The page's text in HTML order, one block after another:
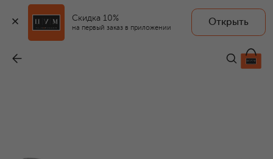
Скидка 10%
на первый заказ в приложении
Открыть
56 900 ₽